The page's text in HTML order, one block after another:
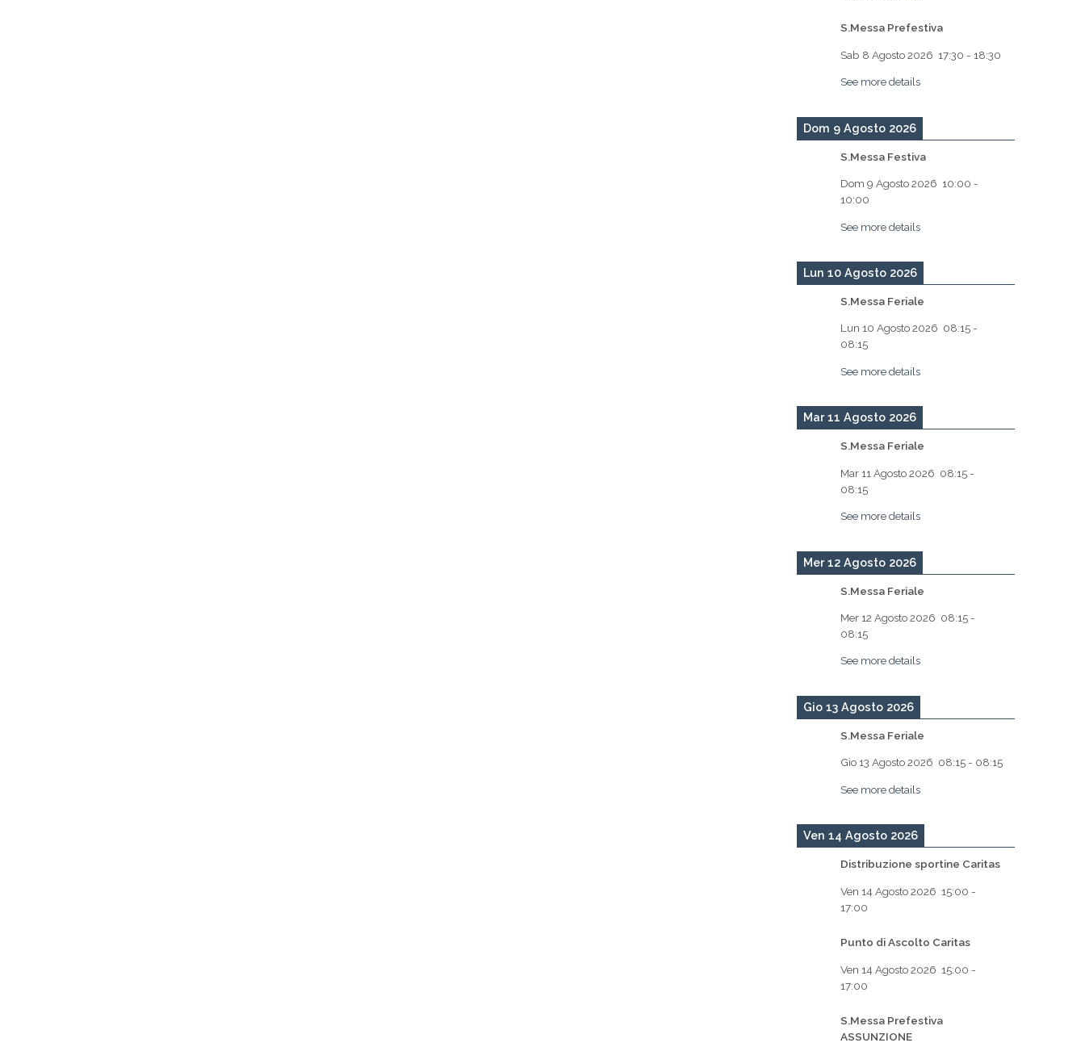
S.Messa Prefestiva
Sab 8 Agosto 2026 17:30 - 18:30
See more details
Dom 9 Agosto 2026
S.Messa Festiva
Dom 9 Agosto 2026 10:00 -
10:00
See more details
Lun 10 Agosto 2026
S.Messa Feriale
Lun 10 Agosto 2026 08:15 -
08:15
See more details
Mar 11 Agosto 2026
S.Messa Feriale
Mar 11 Agosto 2026 08:15 -
08:15
See more details
Mer 12 Agosto 2026
S.Messa Feriale
Mer 12 Agosto 2026 08:15 -
08:15
See more details
Gio 13 Agosto 2026
S.Messa Feriale
Gio 13 Agosto 2026 08:15 - 08:15
See more details
Ven 14 Agosto 2026
Distribuzione sportine Caritas
Ven 14 Agosto 2026 15:00 -
17:00
Punto di Ascolto Caritas
Ven 14 Agosto 2026 15:00 -
17:00
S.Messa Prefestiva
ASSUNZIONE